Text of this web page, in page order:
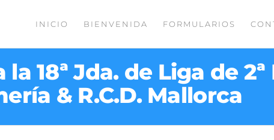
INICIO BIENVENIDA FORMULARIOS
18ª Jda. de Liga de 2ª
& R.C.D. Mallorca